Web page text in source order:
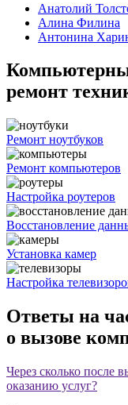
Анатолий
Алина Филина
Антонина
ремонт
Ремонт ноутбуков
Ремонт компьютеров
Настройка роутеров
Восстановление
Установка камер
Настройка
Ответы на
о вызове
Через сколько после
оказанию услуг?